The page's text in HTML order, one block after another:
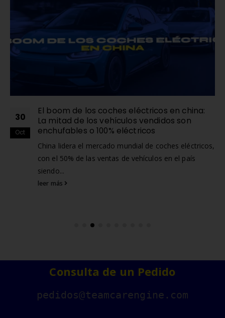
30
Oct
El boom de los coches eléctricos en china:
La mitad de los vehículos vendidos son
enchufables o 100% eléctricos
China lidera el mercado mundial de coches eléctricos,
con el 50% de las ventas de vehículos en el país
siendo...
leer más
Consulta de un Pedido
pedidos@teamcarengine.com